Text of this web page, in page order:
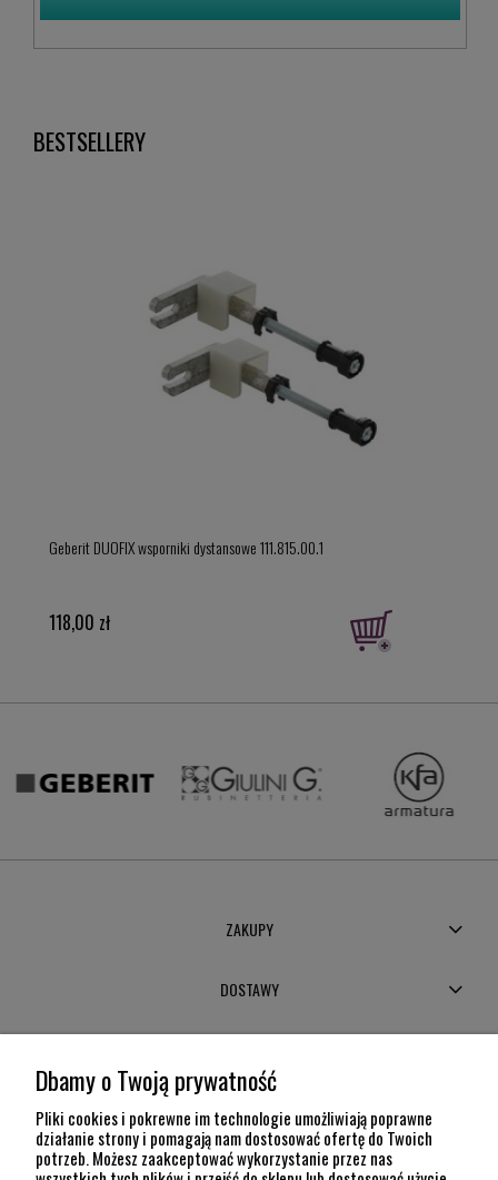
BESTSELLERY
Geberit DUOFIX wsporniki dystansowe 111.815.00.1
118,00 zł
ZAKUPY
DOSTAWY
POMOC
INFORMACJE
Dbamy o Twoją prywatność
Pliki cookies i pokrewne im technologie umożliwiają poprawne
działanie strony i pomagają nam dostosować ofertę do Twoich
potrzeb. Możesz zaakceptować wykorzystanie przez nas